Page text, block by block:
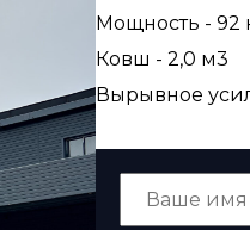
Мощность - 92
Ковш - 2,0 м3
Вырывное